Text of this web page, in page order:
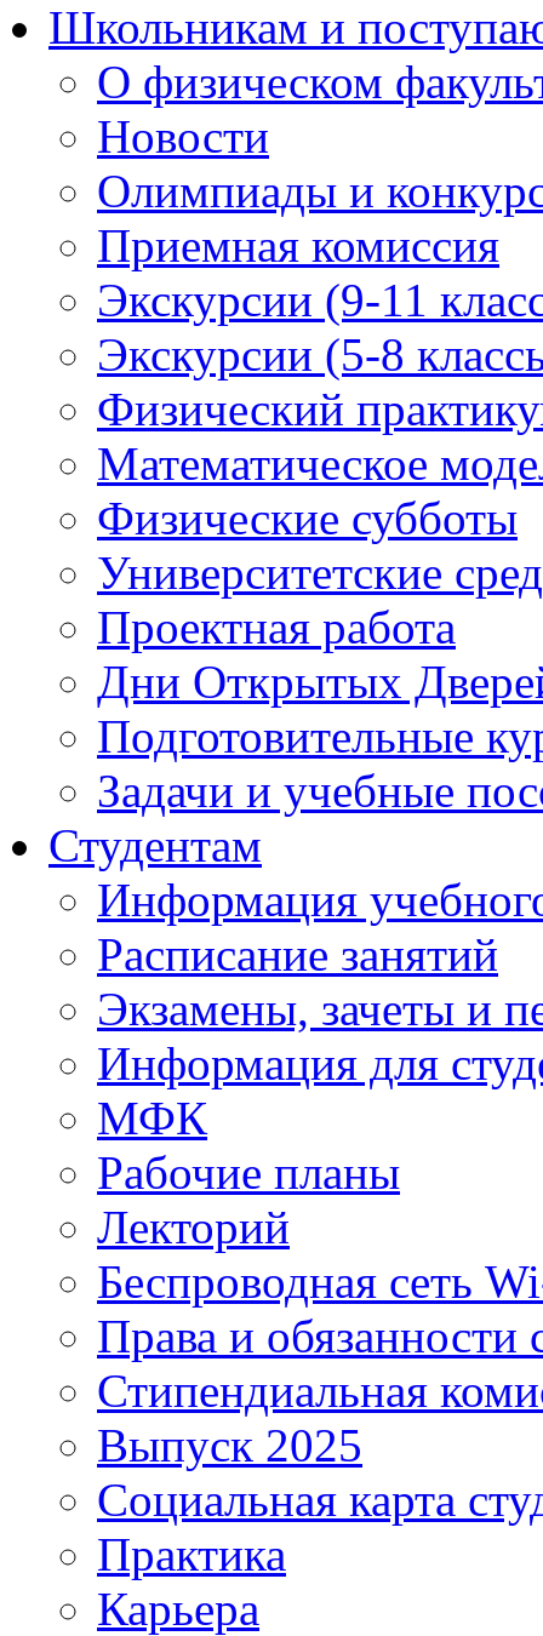
Школьникам и
О физическом
Новости
Олимпиады и
Приемная комиссия
Экскурсии (9-11
Экскурсии (5-8
Физический
Математическое
Физические субботы
Университетские
Проектная работа
Дни Открытых
Подготовительные
Задачи и учебные
Студентам
Информация
Расписание занятий
Экзамены, зачеты и
Информация для
МФК
Рабочие планы
Лекторий
Беспроводная сеть
Права и обязанности
Стипендиальная
Выпуск 2025
Социальная карта
Практика
Карьера